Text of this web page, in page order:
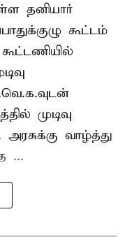
தனியார்
கூட்டம்
முடிவு
வாழ்த்து
...